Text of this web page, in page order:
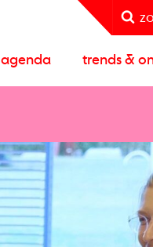
agenda trends &